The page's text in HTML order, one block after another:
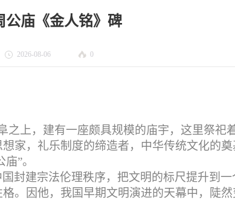
公庙《金人铭》碑
2026-08-06 0
之上，建有一座颇具规模的庙宇，这里祭祀
家，礼乐制度的缔造者，中华传统文化的奠
”。
封建宗法伦理秩序，把文明的标尺提升到一
。因他，我国早期文明演进的天幕中，陡然